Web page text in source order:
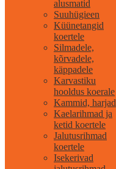
alusmatid
Suuhügieen
Küünetangid
koertele
Silmadele,
kõrvadele,
käppadele
Karvastiku
hooldus koerale
Kammid, harjad
Kaelarihmad ja
ketid koertele
Jalutusrihmad
koertele
Isekerivad